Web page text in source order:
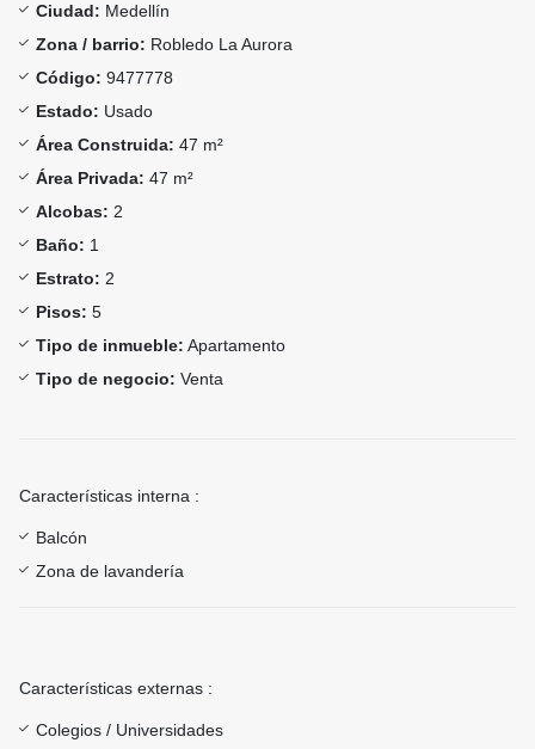
Ciudad: Medellín
Zona / barrio: Robledo La Aurora
Código: 9477778
Estado: Usado
Área Construida: 47 m²
Área Privada: 47 m²
Alcobas: 2
Baño: 1
Estrato: 2
Pisos: 5
Tipo de inmueble: Apartamento
Tipo de negocio: Venta
Características interna :
Balcón
Zona de lavandería
Características externas :
Colegios / Universidades